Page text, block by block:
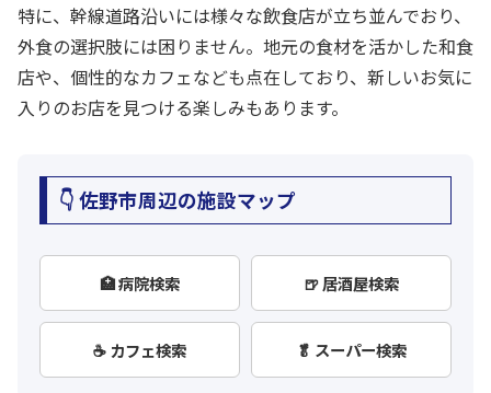
特に、幹線道路沿いには様々な飲食店が立ち並んでおり、
外食の選択肢には困りません。地元の食材を活かした和食
店や、個性的なカフェなども点在しており、新しいお気に
入りのお店を見つける楽しみもあります。
👇 佐野市周辺の施設マップ
🏥 病院検索 🍺 居酒屋検索
☕ カフェ検索 🥬 スーパー検索